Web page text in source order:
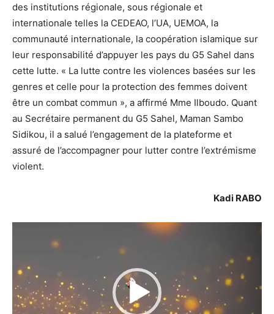
des institutions régionale, sous régionale et
internationale telles la CEDEAO, l’UA, UEMOA, la
communauté internationale, la coopération islamique sur
leur responsabilité d’appuyer les pays du G5 Sahel dans
cette lutte. « La lutte contre les violences basées sur les
genres et celle pour la protection des femmes doivent
être un combat commun », a affirmé Mme Ilboudo. Quant
au Secrétaire permanent du G5 Sahel, Maman Sambo
Sidikou, il a salué l’engagement de la plateforme et
assuré de l’accompagner pour lutter contre l’extrémisme
violent.
Kadi RABO
Lecteur